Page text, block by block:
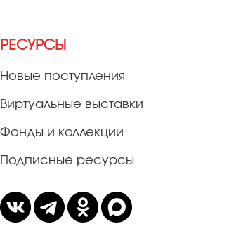
РЕСУРСЫ
Новые поступления
Виртуальные выставки
Фонды и коллекции
Подписные ресурсы